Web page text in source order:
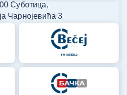
Суботица,
Чарнојевића 3